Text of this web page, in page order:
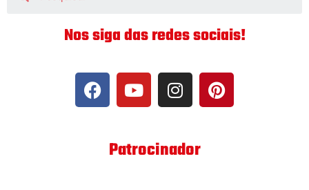
Nos siga das redes sociais!
Patrocinador